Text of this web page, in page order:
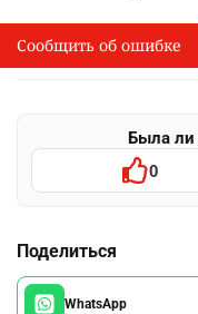
I
Сообщить об опечатке
Выделите фрагмент и
Была ли
0
Поделиться
WhatsApp
Сообщить об ошибке